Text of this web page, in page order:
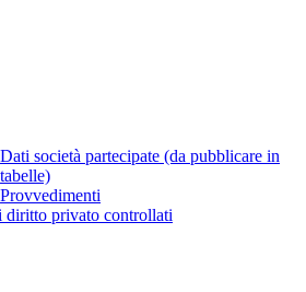
Dati società partecipate (da pubblicare in
tabelle)
Provvedimenti
diritto privato controllati